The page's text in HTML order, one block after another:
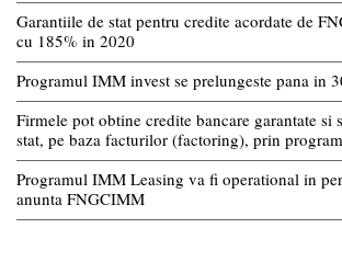
Garantiile de stat pentru credite acordate de
cu 185% in 2020
Programul IMM invest se prelungeste pana in
Firmele pot obtine credite bancare garantate si
stat, pe baza facturilor (factoring), prin
Programul IMM Leasing va fi operational in
anunta FNGCIMM